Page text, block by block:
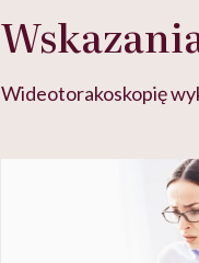
Wideotorakoskopię